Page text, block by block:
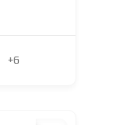
+6